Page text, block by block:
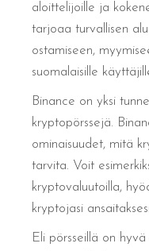
aloittelijoille ja
tarjoaa turvallisen
ostamiseen,
suomalaisille
Binance on yksi
kryptopörssejä.
ominaisuudet, mitä
tarvita. Voit
kryptovaluutoilla,
kryptojasi
Eli pörsseillä on